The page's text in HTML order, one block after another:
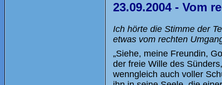
23.09.2004 - Vom
Ich hörte die Stimme der
etwas vom rechten
„Siehe, meine Freundin,
der freie Wille des
wenngleich auch voller